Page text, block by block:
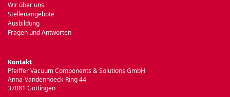
Wir über uns
Stellenangebote
Ausbildung
Fragen und Antworten
Kontakt
Pfeiffer Vacuum Components & Solutions GmbH
Anna-Vandenhoeck-Ring 44
37081 Göttingen